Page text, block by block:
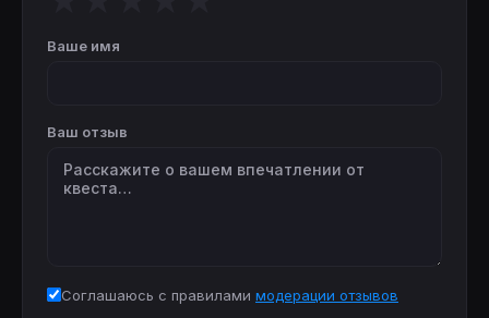
Ваше имя
Ваш отзыв
Соглашаюсь с правилами модерации отзывов